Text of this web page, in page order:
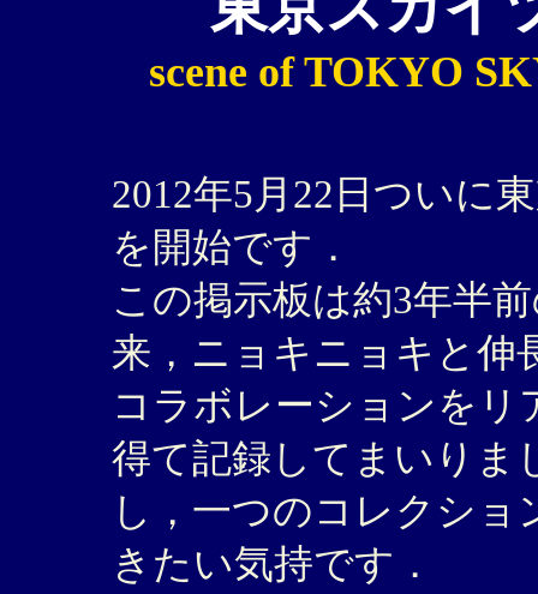
scene of TOKYO
2012年5月22日ついに
を開始です．
この掲示板は約3年半
来，ニョキニョキと伸
コラボレーションを
得て記録してまいりま
し，一つのコレクシ
きたい気持です．